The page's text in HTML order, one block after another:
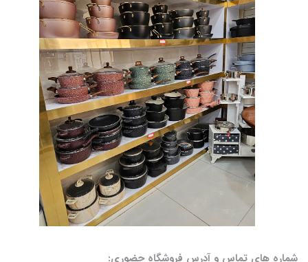
شماره های تماس و آدرس فروشگاه حضوری: